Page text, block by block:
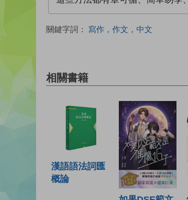
關鍵字詞： 寫作，作文，中文
相關書籍
漢語語法詞匯
概論